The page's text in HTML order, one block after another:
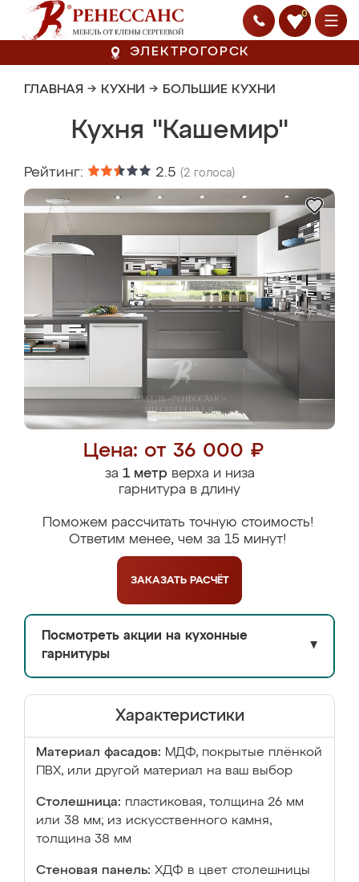
0
ЭЛЕКТРОГОРСК
ГЛАВНАЯ → КУХНИ → БОЛЬШИЕ КУХНИ
Кухня "Кашемир"
Рейтинг: 2.5 (2 голоса)
Цена: от 36 000 ₽
за 1 метрверха и низа
гарнитура в длину
Поможем рассчитать точную стоимость!
Ответим менее, чем за 15 минут!
ЗАКАЗАТЬ РАСЧЁТ
Посмотреть акции на кухонные
гарнитуры
▼
Характеристики
Материал фасадов: МДФ, покрытые плёнкой
ПВХ, или другой материал на ваш выбор
Столешница: пластиковая, толщина 26 мм
или 38 мм; из искусственного камня,
толщина 38 мм
Стеновая панель: ХДФ в цвет столешницы